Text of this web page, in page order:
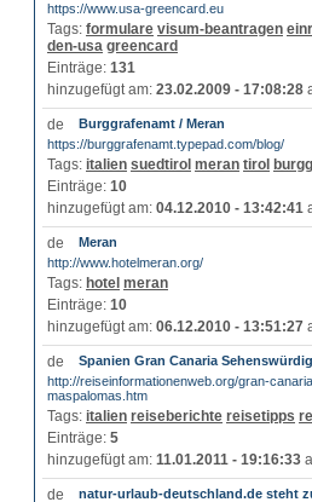
https://www.usa-greencard.eu
Tags: formulare visum-beantragen
den-usa greencard
Einträge: 131
hinzugefügt am: 23.02.2009 - 17:08:28
Burggrafenamt / Meran
https://burggrafenamt.typepad.com/blog/
Tags: italien suedtirol meran tirol
Einträge: 10
hinzugefügt am: 04.12.2010 - 13:42:41
Meran
http://www.hotelmeran.org/
Tags: hotel meran
Einträge: 10
hinzugefügt am: 06.12.2010 - 13:51:27
Spanien Gran Canaria
http://reiseinformationenweb.org/gran-
maspalomas.htm
Tags: italien reiseberichte reisetipps
Einträge: 5
hinzugefügt am: 11.01.2011 - 19:16:33
natur-urlaub-deutschland.de steht